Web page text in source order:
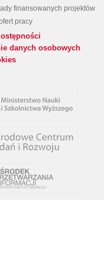
finansowanych projektów
pracy
danych osobowych